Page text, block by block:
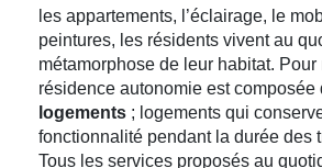
les appartements, l’éclairage, le
peintures, les résidents vivent au
métamorphose de leur habitat. Pour
résidence autonomie est composée
logements ; logements qui
fonctionnalité pendant la durée des
Tous les services proposés au